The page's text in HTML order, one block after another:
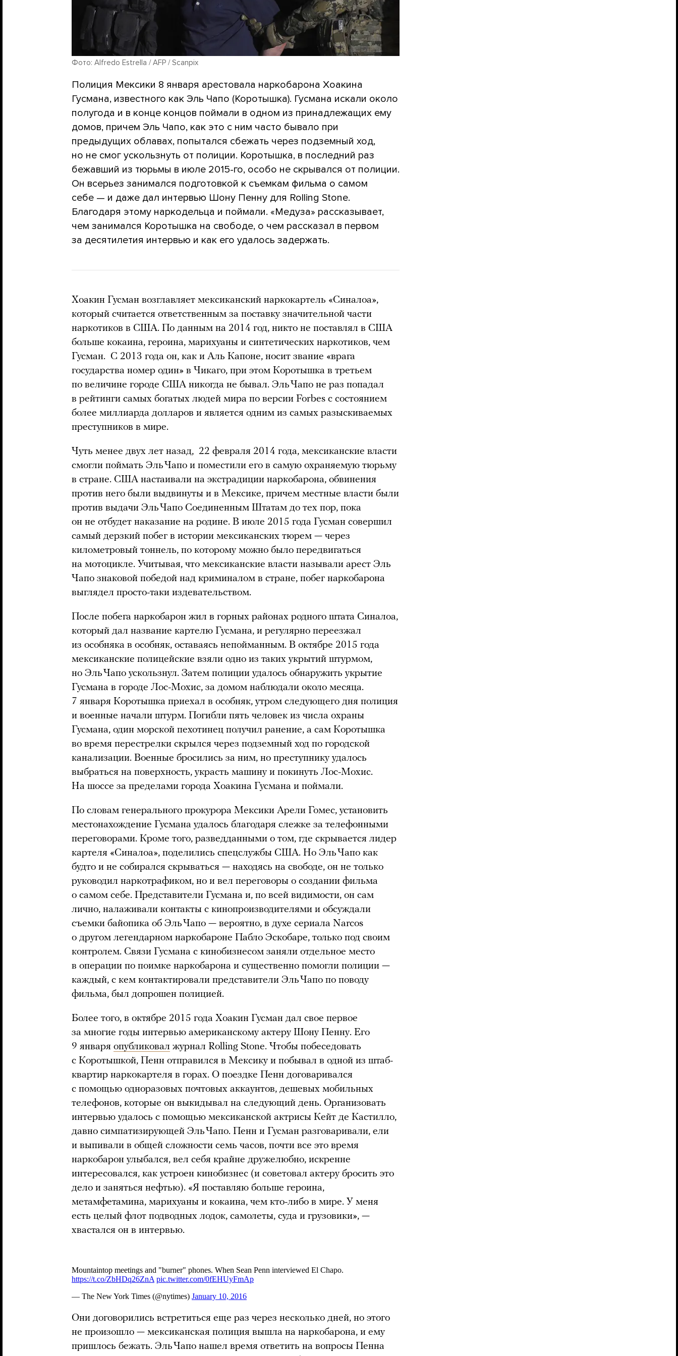
Фото: Alfredo Estrella / AFP / Scanpix
Полиция Мексики 8 января арестовала наркобарона Хоакина
Гусмана, известного как Эль Чапо (Коротышка). Гусмана искали около
полугода и в конце концов поймали в одном из принадлежащих ему
домов, причем Эль Чапо, как это с ним часто бывало при
предыдущих облавах, попытался сбежать через подземный ход,
но не смог ускользнуть от полиции. Коротышка, в последний раз
бежавший из тюрьмы в июле 2015-го, особо не скрывался от полиции.
Он всерьез занимался подготовкой к съемкам фильма о самом
себе — и даже дал интервью Шону Пенну для Rolling Stone.
Благодаря этому наркодельца и поймали. «Медуза» рассказывает,
чем занимался Коротышка на свободе, о чем рассказал в первом
за десятилетия интервью и как его удалось задержать.
Хоакин Гусман возглавляет мексиканский наркокартель «Синалоа»,
который считается ответственным за поставку значительной части
наркотиков в США. По данным на 2014 год, никто не поставлял в США
больше кокаина, героина, марихуаны и синтетических наркотиков, чем
Гусман. С 2013 года он, как и Аль Капоне, носит звание «врага
государства номер один» в Чикаго, при этом Коротышка в третьем
по величине городе США никогда не бывал. Эль Чапо не раз попадал
в рейтинги самых богатых людей мира по версии Forbes с состоянием
более миллиарда долларов и является одним из самых разыскиваемых
преступников в мире.
Чуть менее двух лет назад, 22 февраля 2014 года, мексиканские власти
смогли поймать Эль Чапо и поместили его в самую охраняемую тюрьму
в стране. США настаивали на экстрадиции наркобарона, обвинения
против него были выдвинуты и в Мексике, причем местные власти были
против выдачи Эль Чапо Соединенным Штатам до тех пор, пока
он не отбудет наказание на родине. В июле 2015 года Гусман совершил
самый дерзкий побег в истории мексиканских тюрем — через
километровый тоннель, по которому можно было передвигаться
на мотоцикле. Учитывая, что мексиканские власти называли арест Эль
Чапо знаковой победой над криминалом в стране, побег наркобарона
выглядел просто-таки издевательством.
После побега наркобарон жил в горных районах родного штата Синалоа,
который дал название картелю Гусмана, и регулярно переезжал
из особняка в особняк, оставаясь непойманным. В октябре 2015 года
мексиканские полицейские взяли одно из таких укрытий штурмом,
но Эль Чапо ускользнул. Затем полиции удалось обнаружить укрытие
Гусмана в городе Лос-Мохис, за домом наблюдали около месяца.
7 января Коротышка приехал в особняк, утром следующего дня полиция
и военные начали штурм. Погибли пять человек из числа охраны
Гусмана, один морской пехотинец получил ранение, а сам Коротышка
во время перестрелки скрылся через подземный ход по городской
канализации. Военные бросились за ним, но преступнику удалось
выбраться на поверхность, украсть машину и покинуть Лос-Мохис.
На шоссе за пределами города Хоакина Гусмана и поймали.
По словам генерального прокурора Мексики Арели Гомес, установить
местонахождение Гусмана удалось благодаря слежке за телефонными
переговорами. Кроме того, разведданными о том, где скрывается лидер
картеля «Синалоа», поделились спецслужбы США. Но Эль Чапо как
будто и не собирался скрываться — находясь на свободе, он не только
руководил наркотрафиком, но и вел переговоры о создании фильма
о самом себе. Представители Гусмана и, по всей видимости, он сам
лично, налаживали контакты с кинопроизводителями и обсуждали
съемки байопика об Эль Чапо — вероятно, в духе сериала Narcos
о другом легендарном наркобароне Пабло Эскобаре, только под своим
контролем. Связи Гусмана с кинобизнесом заняли отдельное место
в операции по поимке наркобарона и существенно помогли полиции —
каждый, с кем контактировали представители Эль Чапо по поводу
фильма, был допрошен полицией.
Более того, в октябре 2015 года Хоакин Гусман дал свое первое
за многие годы интервью американскому актеру Шону Пенну. Его
9 января опубликовал журнал Rolling Stone. Чтобы побеседовать
с Коротышкой, Пенн отправился в Мексику и побывал в одной из штаб-
квартир наркокартеля в горах. О поездке Пенн договаривался
с помощью одноразовых почтовых аккаунтов, дешевых мобильных
телефонов, которые он выкидывал на следующий день. Организовать
интервью удалось с помощью мексиканской актрисы Кейт де Кастилло,
давно симпатизирующей Эль Чапо. Пенн и Гусман разговаривали, ели
и выпивали в общей сложности семь часов, почти все это время
наркобарон улыбался, вел себя крайне дружелюбно, искренне
интересовался, как устроен кинобизнес (и советовал актеру бросить это
дело и заняться нефтью). «Я поставляю больше героина,
метамфетамина, марихуаны и кокаина, чем кто-либо в мире. У меня
есть целый флот подводных лодок, самолеты, суда и грузовики», —
хвастался он в интервью.
Они договорились встретиться еще раз через несколько дней, но этого
не произошло — мексиканская полиция вышла на наркобарона, и ему
пришлось бежать. Эль Чапо нашел время ответить на вопросы Пенна